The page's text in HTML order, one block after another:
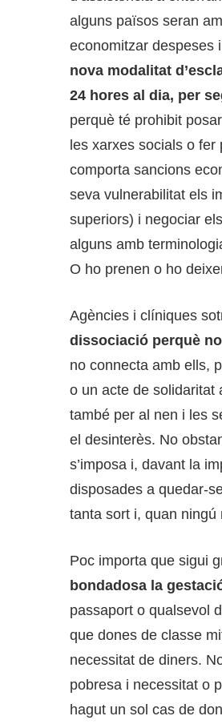
alguns països seran
economitzar despeses
nova modalitat
24 hores al dia, per
perquè té prohibit
les xarxes socials o
comporta sancions
seva vulnerabilitat els
superiors) i negociar
alguns amb
O ho prenen o ho
Agències i clíniques
dissociació perquè
no connecta amb ells,
o un acte de solidaritat
també per al nen i les
el desinterès. No
s’imposa i, davant la
disposades a quedar-
tanta sort i, quan
Poc importa que sigui
bondadosa la
passaport o qualsevol
que dones de classe
necessitat de diners.
pobresa i necessitat o
hagut un sol cas de